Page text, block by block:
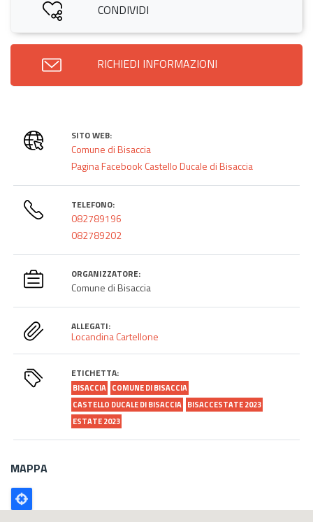
CONDIVIDI
RICHIEDI INFORMAZIONI
SITO WEB:
Comune di Bisaccia
Pagina Facebook Castello Ducale di Bisaccia
TELEFONO:
082789196
082789202
ORGANIZZATORE:
Comune di Bisaccia
ALLEGATI:
Locandina Cartellone
ETICHETTA:
BISACCIA COMUNE DI BISACCIA
CASTELLO DUCALE DI BISACCIA BISACCESTATE 2023
ESTATE 2023
MAPPA
Poligono
GEO